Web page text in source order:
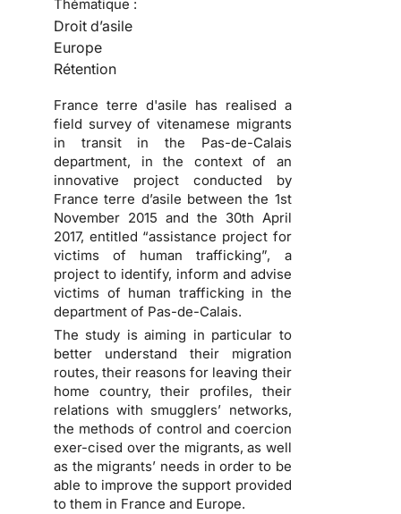
Thématique :
Droit d’asile
Europe
Rétention
France terre d'asile has realised a
field survey of vitenamese migrants
in transit in the Pas-de-Calais
department, in the context of an
innovative project conducted by
France terre d’asile between the 1st
November 2015 and the 30th April
2017, entitled “assistance project for
victims of human trafficking”, a
project to identify, inform and advise
victims of human trafficking in the
department of Pas-de-Calais.
The study is aiming in particular to
better understand their migration
routes, their reasons for leaving their
home country, their profiles, their
relations with smugglers’ networks,
the methods of control and coercion
exer-cised over the migrants, as well
as the migrants’ needs in order to be
able to improve the support provided
to them in France and Europe.